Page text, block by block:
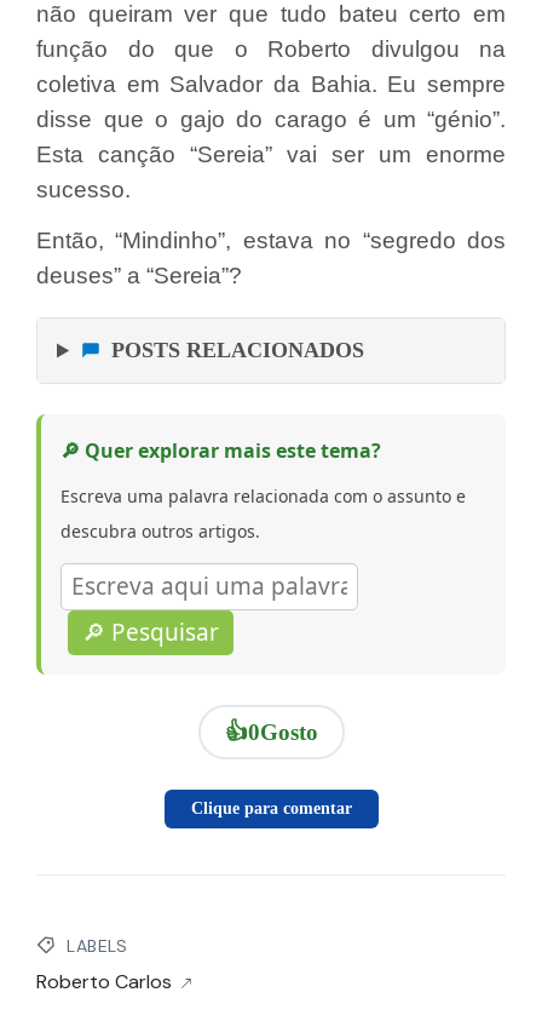
não queiram ver que tudo bateu certo em
função do que o Roberto divulgou na
coletiva em Salvador da Bahia. Eu sempre
disse que o gajo do carago é um “génio”.
Esta canção “Sereia” vai ser um enorme
sucesso.
Então, “Mindinho”, estava no “segredo dos
deuses” a “Sereia”?
POSTS RELACIONADOS
🔎 Quer explorar mais este tema?
Escreva uma palavra relacionada com o assunto e
descubra outros artigos.
🔎 Pesquisar
👍0Gosto
Clique para comentar
LABELS
Roberto Carlos